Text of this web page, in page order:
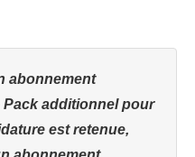
abonnement
additionnel pour
est retenue,